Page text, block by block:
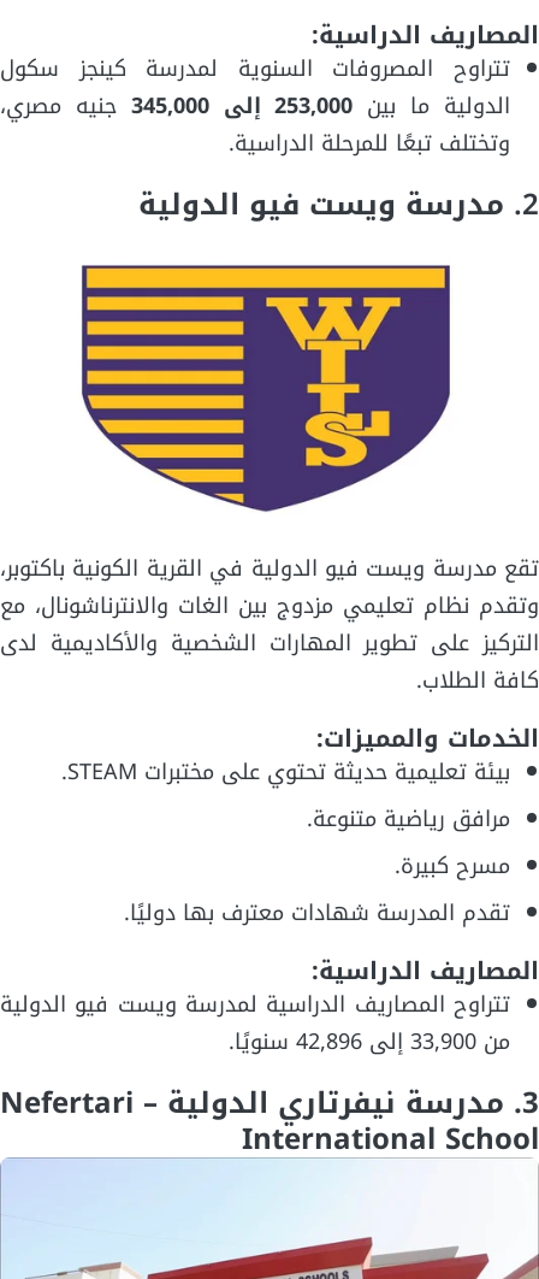
المصاريف الدراسية:
تتراوح المصروفات السنوية لمدرسة كينجز سكول
الدولية ما بين 253,000 إلى 345,000
جنيه مصري،
وتختلف تبعًا للمرحلة الدراسية.
2. مدرسة ويست فيو الدولية
تقع مدرسة ويست فيو الدولية في القرية الكونية باكتوبر،
وتقدم نظام تعليمي مزدوج بين الغات والانترناشونال، مع
التركيز على تطوير المهارات الشخصية والأكاديمية لدى
كافة الطلاب.
الخدمات والمميزات:
بيئة تعليمية حديثة تحتوي على مختبرات STEAM.
مرافق رياضية متنوعة.
مسرح كبيرة.
تقدم المدرسة شهادات معترف بها دوليًا.
المصاريف الدراسية:
تتراوح المصاريف الدراسية لمدرسة ويست فيو الدولية
من 33,900 إلى 42,896 سنويًا.
3. مدرسة نيفرتاري الدولية – Nefertari
International School